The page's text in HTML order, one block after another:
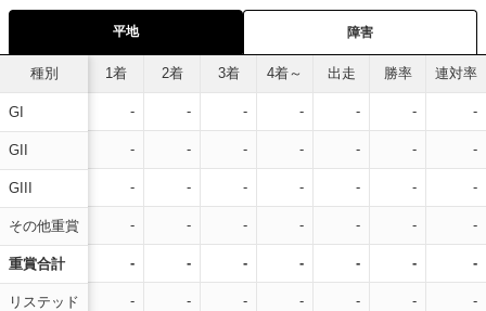
平地 障害
種別
GI
GII
GIII
その他重賞
重賞合計
リステッド
1着 2着 3着 4着～ 出走 勝率 連対率
- - - - - - -
- - - - - - -
- - - - - - -
- - - - - - -
- - - - - - -
- - - - - - -